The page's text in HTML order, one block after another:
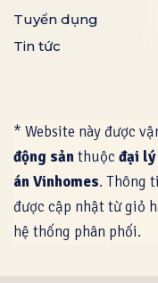
Tuyển dụng
Tin tức
* Website này được
động sảnthuộc đại lý
án Vinhomes. Thông
được cập nhật từ giỏ
hệ thống phân phối.